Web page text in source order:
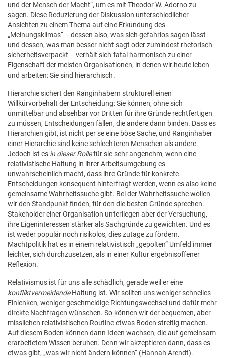
und der Mensch der Macht“, um es mit Theodor W. Adorno zu
sagen. Diese Reduzierung der Diskussion unterschiedlicher
Ansichten zu einem Thema auf eine Erkundung des
„Meinungsklimas“ – dessen also, was sich gefahrlos sagen lässt
und dessen, was man besser nicht sagt oder zumindest rhetorisch
sicherheitsverpackt – verhält sich fatal harmonisch zu einer
Eigenschaft der meisten Organisationen, in denen wir heute leben
und arbeiten: Sie sind hierarchisch.
Hierarchie sichert den Ranginhabern strukturell einen
Willkürvorbehalt der Entscheidung: Sie können, ohne sich
unmittelbar und absehbar vor Dritten für ihre Gründe rechtfertigen
zu müssen, Entscheidungen fällen, die andere dann binden. Dass es
Hierarchien gibt, ist nicht per se eine böse Sache, und Ranginhaber
einer Hierarchie sind keine schlechteren Menschen als andere.
Jedoch ist es in dieser Rollefür sie sehr angenehm, wenn eine
relativistische Haltung in ihrer Arbeitsumgebung es
unwahrscheinlich macht, dass ihre Gründe für konkrete
Entscheidungen konsequent hinterfragt werden, wenn es also keine
gemeinsame Wahrheitssuche gibt. Bei der Wahrheitssuche wollen
wir den Standpunkt finden, für den die besten Gründe sprechen.
Stakeholder einer Organisation unterliegen aber der Versuchung,
ihre Eigeninteressen stärker als Sachgründe zu gewichten. Und es
ist weder populär noch risikolos, dies zutage zu fördern.
Machtpolitik hat es in einem relativistisch „gepolten“ Umfeld immer
leichter, sich durchzusetzen, als in einer Kultur ergebnisoffener
Reflexion.
Relativismus ist für uns alle schädlich, gerade weil er eine
konfliktvermeidendeHaltung ist. Wir sollten uns weniger schnelles
Einlenken, weniger geschmeidige Richtungswechsel und dafür mehr
direkte Nachfragen wünschen. So können wir der bequemen, aber
misslichen relativistischen Routine etwas Boden streitig machen.
Auf diesem Boden können dann Ideen wachsen, die auf gemeinsam
erarbeitetem Wissen beruhen. Denn wir akzeptieren dann, dass es
etwas gibt, „was wir nicht ändern können“ (Hannah Arendt).